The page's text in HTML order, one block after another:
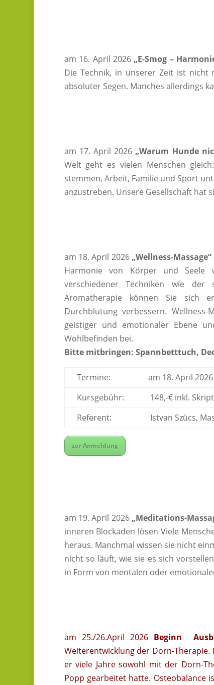
am 16. April 2026 „E-Smog –
Die Technik, in unserer Zeit ist nicht
absoluter Segen. Manches allerdings
am 17. April 2026 „Warum Hunde
Welt geht es vielen Menschen
stemmen, Arbeit, Familie und Sport
anzustreben. Unsere Gesellschaft hat
am 18. April 2026 „Wellness-Massage“
Harmonie von Körper und Seele
verschiedener Techniken wie der
Aromatherapie können Sie sich
Durchblutung verbessern.
geistiger und emotionaler Ebene
Wohlbefinden bei.
Bitte mitbringen: Spannbetttuch,
Termine:
am 18. April
Kursgebühr:
148,-€ inkl. Skript
Referent:
Istvan Szücs,
zur Anmeldung
am 19. April 2026 „Meditations-
inneren Blockaden lösen Viele
heraus. Manchmal wissen sie nicht
nicht so läuft, wie sie es sich
in Form von mentalen oder
am 25./26.April 2026 Beginn
Weiterentwicklung der Dorn-
er viele Jahre sowohl mit der Dorn-
Popp gearbeitet hatte. Osteobalance